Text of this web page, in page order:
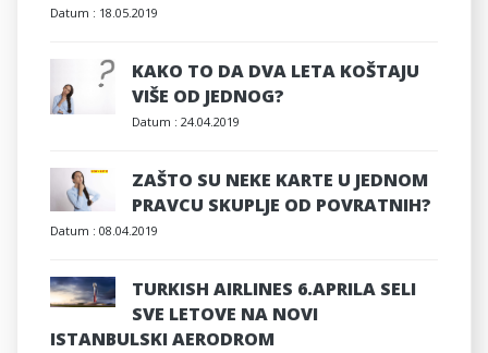
Datum : 18.05.2019
KAKO TO DA DVA LETA KOŠTAJU
VIŠE OD JEDNOG?
Datum : 24.04.2019
ZAŠTO SU NEKE KARTE U JEDNOM
PRAVCU SKUPLJE OD POVRATNIH?
Datum : 08.04.2019
TURKISH AIRLINES 6.APRILA SELI
SVE LETOVE NA NOVI
ISTANBULSKI AERODROM